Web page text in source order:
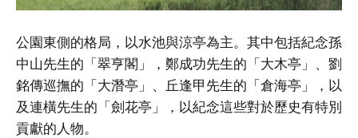
公園東側的格局，以水池與涼亭為主。其中包括紀念孫
中山先生的「翠亨閣」，鄭成功先生的「大木亭」、劉
銘傳巡撫的「大潛亭」、丘逢甲先生的「倉海亭」，以
及連橫先生的「劍花亭」，以紀念這些對於歷史有特別
貢獻的人物。